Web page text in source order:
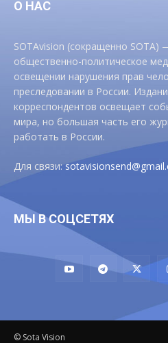
О НАС
SOTAvision (сокращенно SOTA)
общественно-политическое
освещении нарушения прав
преследовании в России.
корреспондентов освещает
мира, но большая часть его
работать в России.
Для связи:
МЫ В СОЦСЕТЯХ
© Sota Vision